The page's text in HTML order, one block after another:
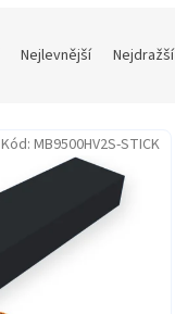
Nejlevnější Nejdražší
Kód: MB9500HV2S-STICK